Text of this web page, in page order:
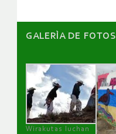
GALERÌA DE FOTOS
Wirakutas luchan